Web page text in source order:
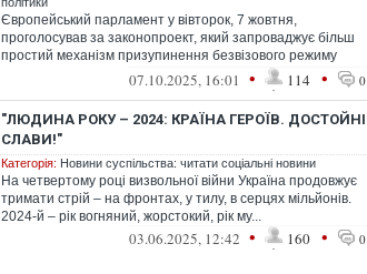
Європейський парламент у вівторок, 7 жовтня,
проголосував за законопроект, який запроваджує більш
простий механізм призупинення безвізового режиму
07.10.2025, 16:01 • 114 • 0
"ЛЮДИНА РОКУ – 2024: КРАЇНА ГЕРОЇВ. ДОСТОЙНІ
СЛАВИ!"
Категорія: Новини суспільства: читати соціальні новини
На четвертому році визвольної війни Україна продовжує
тримати стрій – на фронтах, у тилу, в серцях мільйонів.
2024-й – рік вогняний, жорстокий, рік му...
03.06.2025, 12:42 • 160 • 0